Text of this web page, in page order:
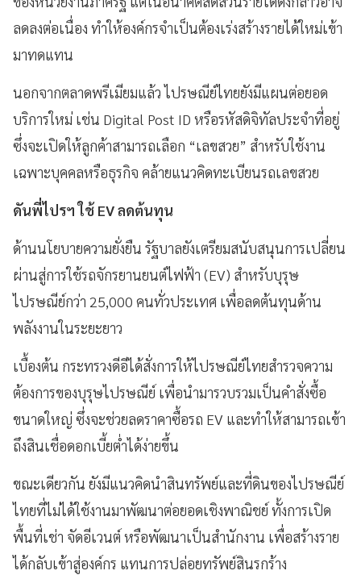
ลดลงต่อเนื่อง ทำให้องค์กรจำเป็นต้องเร่งสร้างรายได้ใหม่เข้า
มาทดแทน
นอกจากตลาดพรีเมียมแล้ว ไปรษณีย์ไทยยังมีแผนต่อยอด
บริการใหม่ เช่น Digital Post ID หรือรหัสดิจิทัลประจำที่อยู่
ซึ่งจะเปิดให้ลูกค้าสามารถเลือก “เลขสวย” สำหรับใช้งาน
เฉพาะบุคคลหรือธุรกิจ คล้ายแนวคิดทะเบียนรถเลขสวย
ดันพี่ไปรฯ ใช้ EV ลดต้นทุน
ด้านนโยบายความยั่งยืน รัฐบาลยังเตรียมสนับสนุนการเปลี่ยน
ผ่านสู่การใช้รถจักรยานยนต์ไฟฟ้า (EV) สำหรับบุรุษ
ไปรษณีย์กว่า 25,000 คนทั่วประเทศ เพื่อลดต้นทุนด้าน
พลังงานในระยะยาว
เบื้องต้น กระทรวงดีอีได้สั่งการให้ไปรษณีย์ไทยสำรวจความ
ต้องการของบุรุษไปรษณีย์ เพื่อนำมารวบรวมเป็นคำสั่งซื้อ
ขนาดใหญ่ ซึ่งจะช่วยลดราคาซื้อรถ EV และทำให้สามารถเข้า
ถึงสินเชื่อดอกเบี้ยต่ำได้ง่ายขึ้น
ขณะเดียวกัน ยังมีแนวคิดนำสินทรัพย์และที่ดินของไปรษณีย์
ไทยที่ไม่ได้ใช้งานมาพัฒนาต่อยอดเชิงพาณิชย์ ทั้งการเปิด
พื้นที่เช่า จัดอีเวนต์ หรือพัฒนาเป็นสำนักงาน เพื่อสร้างราย
ได้กลับเข้าสู่องค์กร แทนการปล่อยทรัพย์สินรกร้าง